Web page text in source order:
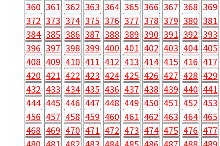
360 361 362 363 364 365 366 367 368 369
372 373 374 375 376 377 378 379 380 381
384 385 386 387 388 389 390 391 392 393
396 397 398 399 400 401 402 403 404 405
408 409 410 411 412 413 414 415 416 417
420 421 422 423 424 425 426 427 428 429
432 433 434 435 436 437 438 439 440 441
444 445 446 447 448 449 450 451 452 453
456 457 458 459 460 461 462 463 464 465
468 469 470 471 472 473 474 475 476 477